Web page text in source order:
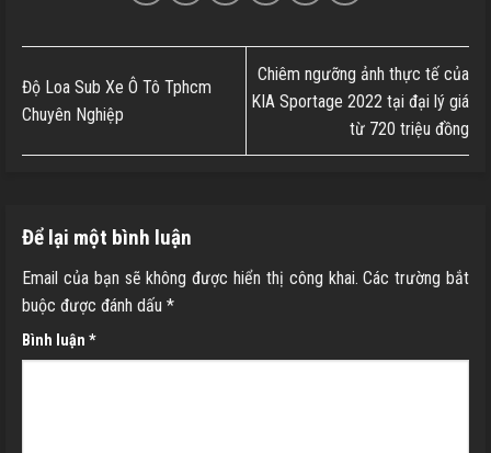
Độ Loa Sub Xe Ô Tô Tphcm
Chuyên Nghiệp
Chiêm ngưỡng ảnh thực tế của
KIA Sportage 2022 tại đại lý giá
từ 720 triệu đồng
Để lại một bình luận
Email của bạn sẽ không được hiển thị công khai. Các trường bắt
buộc được đánh dấu *
Bình luận *